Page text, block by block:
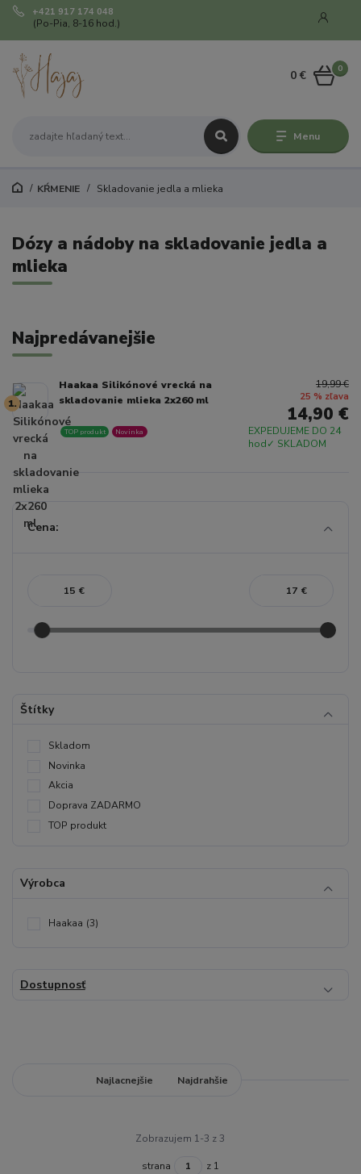
Menu
+421 917 174 048
(Po-Pia, 8-16 hod.)
0
0 €
KŔMENIE Skladovanie jedla a mlieka
Dózy a nádoby na skladovanie jedla a
mlieka
Najpredávanejšie
1.
Haakaa Silikónové vrecká na
skladovanie mlieka 2x260 ml
EXPEDUJEME DO 24
hod✓ SKLADOM
TOP produkt Novinka
19,99 €
25 % zľava
14,90 €
Cena:
€ €
Štítky
Skladom
Novinka
Akcia
Doprava ZADARMO
TOP produkt
Výrobca
Haakaa (3)
Dostupnosť
Najlacnejšie Najdrahšie
Zobrazujem 1-3 z 3
strana z 1